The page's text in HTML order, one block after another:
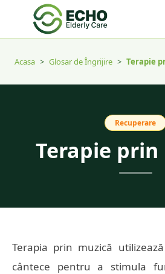
Acasa > Glosar de Îngrijire > Terapie
Recuperare
Terapie prin
Terapia prin muzică
cântece pentru a stimula